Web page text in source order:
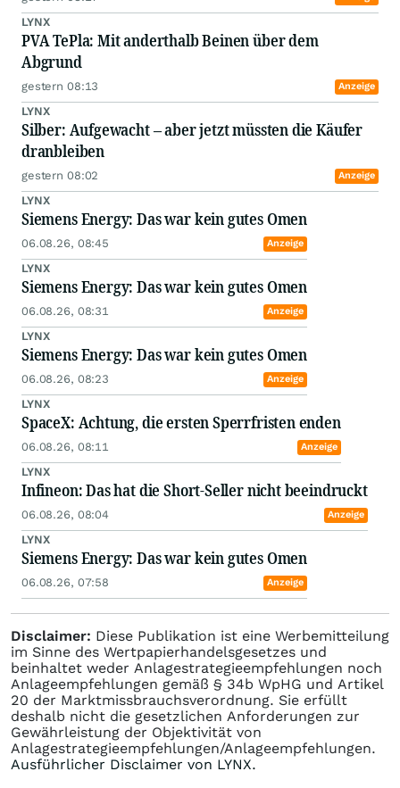
LYNX
PVA TePla: Mit anderthalb Beinen über dem
Abgrund
gestern 08:13 Anzeige
LYNX
Silber: Aufgewacht – aber jetzt müssten die Käufer
dranbleiben
gestern 08:02 Anzeige
LYNX
Siemens Energy: Das war kein gutes Omen
06.08.26, 08:45 Anzeige
LYNX
Siemens Energy: Das war kein gutes Omen
06.08.26, 08:31 Anzeige
LYNX
Siemens Energy: Das war kein gutes Omen
06.08.26, 08:23 Anzeige
LYNX
SpaceX: Achtung, die ersten Sperrfristen enden
06.08.26, 08:11 Anzeige
LYNX
Infineon: Das hat die Short-Seller nicht beeindruckt
06.08.26, 08:04 Anzeige
LYNX
Siemens Energy: Das war kein gutes Omen
06.08.26, 07:58 Anzeige
Disclaimer: Diese Publikation ist eine Werbemitteilung
im Sinne des Wertpapierhandelsgesetzes und
beinhaltet weder Anlagestrategieempfehlungen noch
Anlageempfehlungen gemäß § 34b WpHG und Artikel
20 der Marktmissbrauchsverordnung. Sie erfüllt
deshalb nicht die gesetzlichen Anforderungen zur
Gewährleistung der Objektivität von
Anlagestrategieempfehlungen/Anlageempfehlungen.
Ausführlicher Disclaimer von LYNX.